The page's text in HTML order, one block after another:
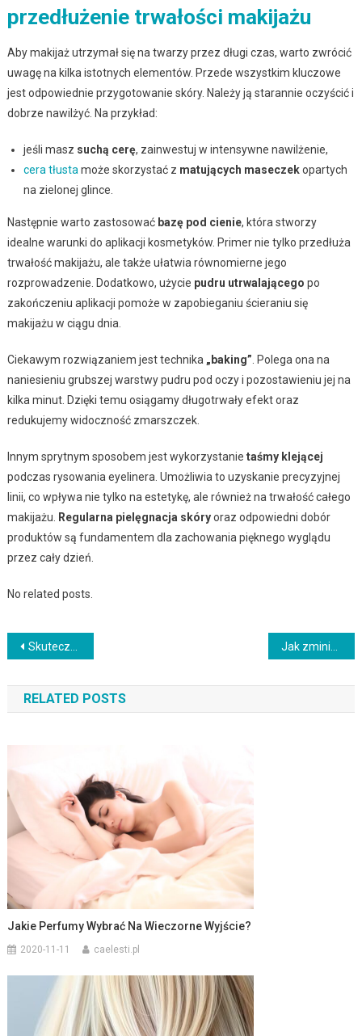
przedłużenie trwałości makijażu
Aby makijaż utrzymał się na twarzy przez długi czas, warto zwrócić
uwagę na kilka istotnych elementów. Przede wszystkim kluczowe
jest odpowiednie przygotowanie skóry. Należy ją starannie oczyścić i
dobrze nawilżyć. Na przykład:
jeśli masz suchą cerę, zainwestuj w intensywne nawilżenie,
cera tłusta może skorzystać z matujących maseczekopartych
na zielonej glince.
Następnie warto zastosować bazę pod cienie, która stworzy
idealne warunki do aplikacji kosmetyków. Primer nie tylko przedłuża
trwałość makijażu, ale także ułatwia równomierne jego
rozprowadzenie. Dodatkowo, użycie pudru utrwalającego po
zakończeniu aplikacji pomoże w zapobieganiu ścieraniu się
makijażu w ciągu dnia.
Ciekawym rozwiązaniem jest technika „baking” . Polega ona na
naniesieniu grubszej warstwy pudru pod oczy i pozostawieniu jej na
kilka minut. Dzięki temu osiągamy długotrwały efekt oraz
redukujemy widoczność zmarszczek.
Innym sprytnym sposobem jest wykorzystanie taśmy klejącej
podczas rysowania eyelinera. Umożliwia to uzyskanie precyzyjnej
linii, co wpływa nie tylko na estetykę, ale również na trwałość całego
makijażu.
Regularna pielęgnacja skóryoraz odpowiedni dobór
produktów są fundamentem dla zachowania pięknego wyglądu
przez cały dzień.
No related posts.
Nawigacja
wpisu
Skuteczne sposoby na świecącą skórę: pielęgnacja i dieta
RELATED POSTS
Jakie Perfumy Wybrać Na Wieczorne Wyjście?
2020-11-11 caelesti.pl